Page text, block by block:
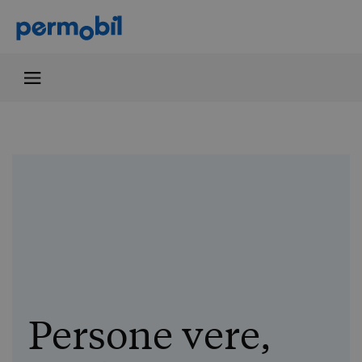
Persone vere,